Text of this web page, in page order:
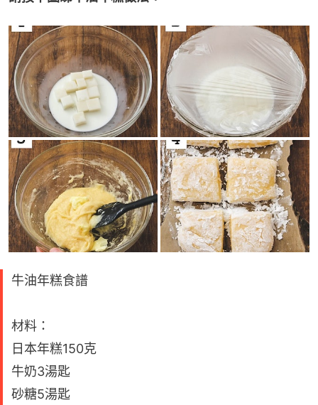
牛油年糕食譜
材料：
日本年糕150克
牛奶3湯匙
砂糖5湯匙